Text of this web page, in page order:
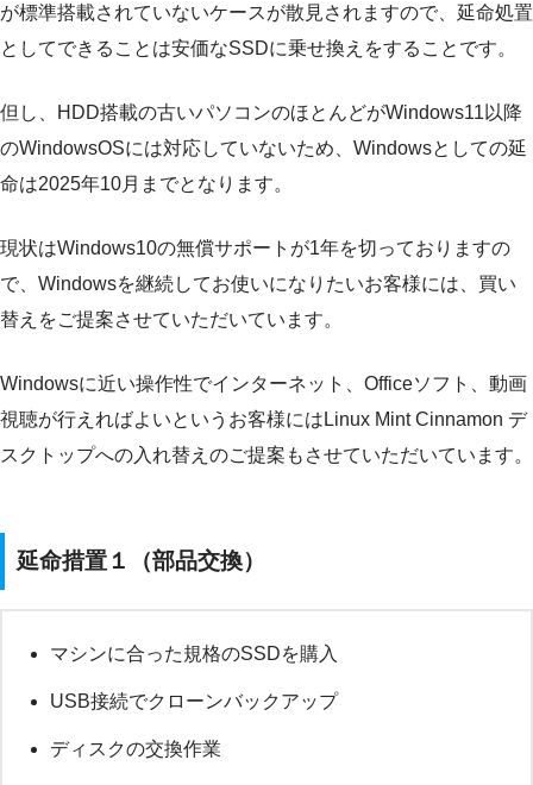
が標準搭載されていないケースが散見されますので、延命処置
としてできることは安価なSSDに乗せ換えをすることです。
但し、HDD搭載の古いパソコンのほとんどがWindows11以降
のWindowsOSには対応していないため、Windowsとしての延
命は2025年10月までとなります。
現状はWindows10の無償サポートが1年を切っておりますの
で、Windowsを継続してお使いになりたいお客様には、買い
替えをご提案させていただいています。
Windowsに近い操作性でインターネット、Officeソフト、動画
視聴が行えればよいというお客様にはLinux Mint Cinnamon デ
スクトップへの入れ替えのご提案もさせていただいています。
延命措置１（部品交換）
マシンに合った規格のSSDを購入
USB接続でクローンバックアップ
ディスクの交換作業